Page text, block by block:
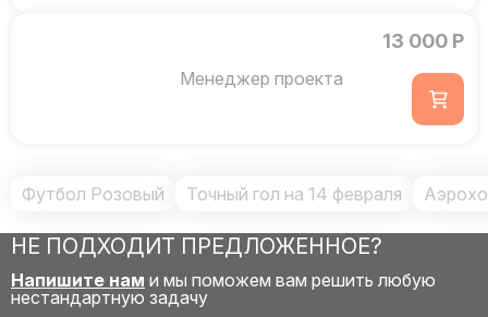
Менеджер проекта
13 000 Р
Футбол Розовый Точный гол на 14 февраля
НЕ ПОДХОДИТ ПРЕДЛОЖЕННОЕ?
Напишите нам и мы поможем вам решить любую
нестандартную задачу